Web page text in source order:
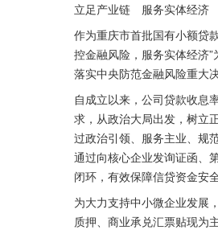
立足产业链　服务实体经济
作为重庆市首批国有小额贷
控金融风险，服务实体经济
落实中央防范金融风险重大
自成立以来，公司贷款收息
求，从政治大局出发，树立
过政治引领、服务主业、规
通过向核心企业发询证函、
闭环，有效保障信贷资金安全
为大力支持中小微企业发展
质押、商业承兑汇票贴现为